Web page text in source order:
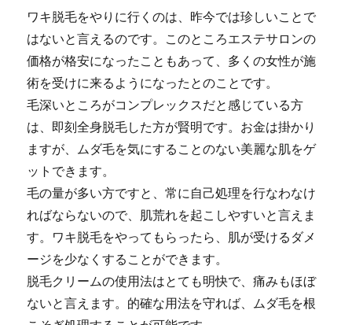
ワキ脱毛をやりに行くのは、昨今では珍しいことで
はないと言えるのです。このところエステサロンの
価格が格安になったこともあって、多くの女性が施
術を受けに来るようになったとのことです。
毛深いところがコンプレックスだと感じている方
は、即刻全身脱毛した方が賢明です。お金は掛かり
ますが、ムダ毛を気にすることのない美麗な肌をゲ
ットできます。
毛の量が多い方ですと、常に自己処理を行なわなけ
ればならないので、肌荒れを起こしやすいと言えま
す。ワキ脱毛をやってもらったら、肌が受けるダメ
ージを少なくすることができます。
脱毛クリームの使用法はとても明快で、痛みもほぼ
ないと言えます。的確な用法を守れば、ムダ毛を根